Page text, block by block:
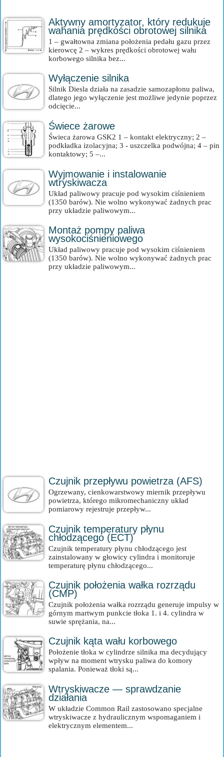
Aktywny amortyzator, który redukuje
wahania prędkości obrotowej silnika
1 – gwałtowna zmiana położenia pedału gazu przez
kierowcę 2 – wykres prędkości obrotowej wału
korbowego silnika bez...
Wyłączenie silnika
Silnik Diesla działa na zasadzie samozapłonu paliwa,
dlatego jego wyłączenie jest możliwe jedynie poprzez
odcięcie...
Świece żarowe
Świeca żarowa GSK2 1 – kontakt elektryczny; 2 –
podkładka izolacyjna; 3 - uszczelka podwójna; 4 – pin
kontaktowy; 5 –...
Wyjmowanie i instalowanie
wtryskiwacza
Układ paliwowy pracuje pod wysokim ciśnieniem
(1350 barów). Nie wolno wykonywać żadnych prac
przy układzie paliwowym...
Montaż pompy paliwa
wysokociśnieniowego
Układ paliwowy pracuje pod wysokim ciśnieniem
(1350 barów). Nie wolno wykonywać żadnych prac
przy układzie paliwowym...
Czujnik przepływu powietrza (AFS)
Ogrzewany, cienkowarstwowy miernik przepływu
powietrza, którego mikromechaniczny układ
pomiarowy rejestruje przepływ...
Czujnik temperatury płynu
chłodzącego (ECT)
Czujnik temperatury płynu chłodzącego jest
zainstalowany w głowicy cylindra i monitoruje
temperaturę płynu chłodzącego...
Czujnik położenia wałka rozrządu
(CMP)
Czujnik położenia wałka rozrządu generuje impulsy w
górnym martwym punkcie tłoka 1. i 4. cylindra w
suwie sprężania, na...
Czujnik kąta wału korbowego
Położenie tłoka w cylindrze silnika ma decydujący
wpływ na moment wtrysku paliwa do komory
spalania. Ponieważ tłoki są...
Wtryskiwacze — sprawdzanie
działania
W układzie Common Rail zastosowano specjalne
wtryskiwacze z hydraulicznym wspomaganiem i
elektrycznym elementem...